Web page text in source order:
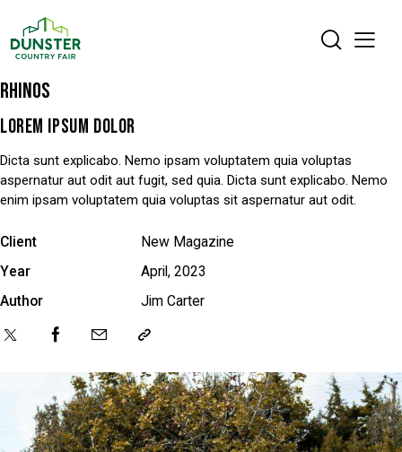
RHINOS
LOREM IPSUM DOLOR
Dicta sunt explicabo. Nemo ipsam voluptatem quia voluptas
aspernatur aut odit aut fugit, sed quia. Dicta sunt explicabo. Nemo
enim ipsam voluptatem quia voluptas sit aspernatur aut odit.
Client
New Magazine
Year
April, 2023
Author
Jim Carter